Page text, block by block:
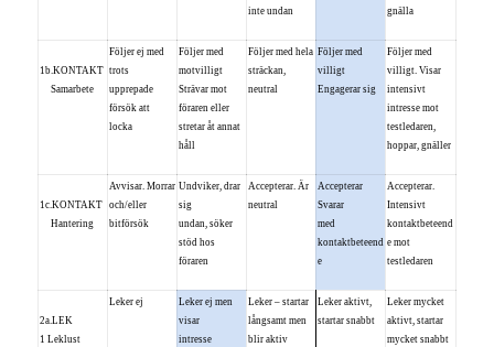
inte undan
gnälla
1b.KONTAKT
Samarbete
Följer ej med
trots
upprepade
försök att
locka
Följer med
motvilligt
Strävar mot
föraren eller
stretar åt annat
håll
Följer med hela
sträckan,
neutral
Följer med
villigt
Engagerar sig
Följer med
villigt. Visar
intensivt
intresse mot
testledaren,
hoppar, gnäller
1c.KONTAKT
Hantering
Avvisar. Morrar
och/eller
bitförsök
Undviker, drar
sig
undan, söker
stöd hos
föraren
Accepterar. Är
neutral
Accepterar
Svarar
med
kontaktbeteend
e
Accepterar.
Intensivt
kontaktbeteend
e mot
testledaren
2a.LEK
1 Leklust
Leker ej
Leker ej men
visar
intresse
Leker – startar
långsamt men
blir aktiv
Leker aktivt,
startar snabbt
Leker mycket
aktivt, startar
mycket snabbt